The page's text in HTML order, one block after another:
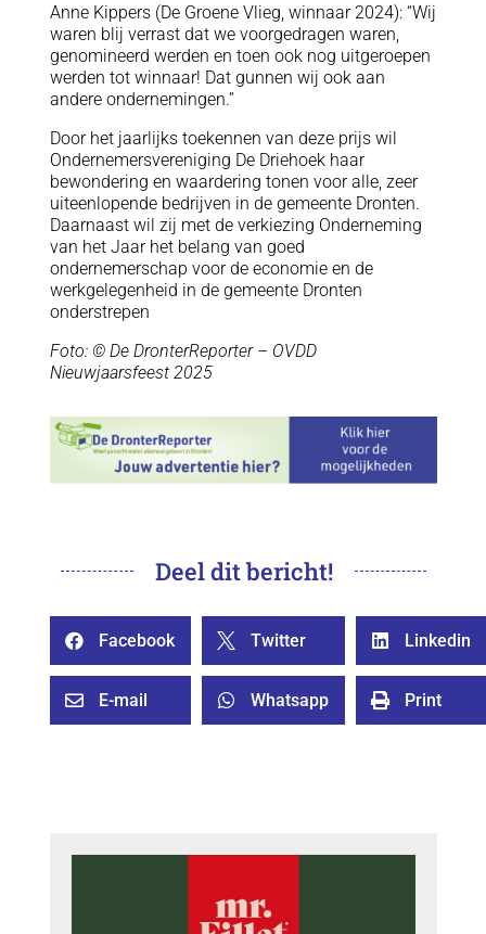
Anne Kippers (De Groene Vlieg, winnaar 2024): “Wij
waren blij verrast dat we voorgedragen waren,
genomineerd werden en toen ook nog uitgeroepen
werden tot winnaar! Dat gunnen wij ook aan
andere ondernemingen.”
Door het jaarlijks toekennen van deze prijs wil
Ondernemersvereniging De Driehoek haar
bewondering en waardering tonen voor alle, zeer
uiteenlopende bedrijven in de gemeente Dronten.
Daarnaast wil zij met de verkiezing Onderneming
van het Jaar het belang van goed
ondernemerschap voor de economie en de
werkgelegenheid in de gemeente Dronten
onderstrepen
Foto: © De DronterReporter – OVDD
Nieuwjaarsfeest 2025
Deel dit bericht!
 Facebook  Twitter  Linkedin
 E-mail  Whatsapp  Print